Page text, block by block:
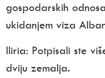
gospodarskih
ukidanjem viza
Iliria: Potpisali ste
dviju zemalja.